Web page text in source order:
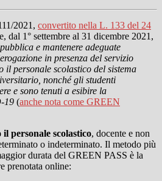
2021, convertito nella L. 133 del 24
dal 1° settembre al 31 dicembre 2021,
e mantenere adeguate
in presenza del servizio
il personale scolastico del sistema
nonché gli studenti
e sono tenuti a esibire la
19 (anche nota come GREEN
il personale scolastico, docente e non
o indeterminato. Il metodo più
durata del GREEN PASS è la
prenotata online: